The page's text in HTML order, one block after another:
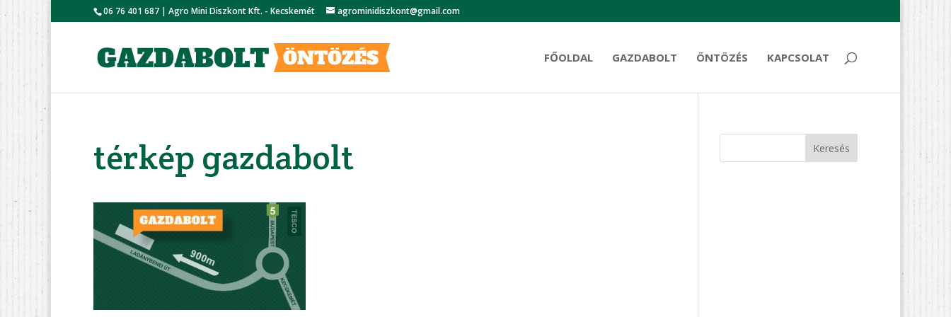
06 76 401 687 | Agro Mini Diszkont Kft. - Kecskemét agrominidiszkont@gmail.com
FŐOLDAL GAZDABOLT ÖNTÖZÉS KAPCSOLAT
térkép gazdabolt